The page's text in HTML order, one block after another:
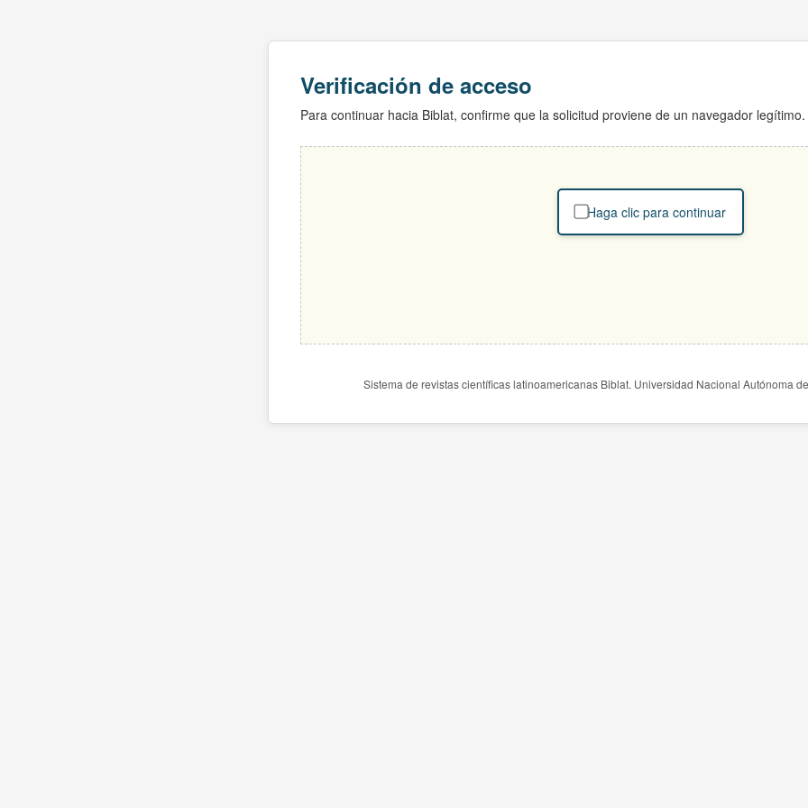
Verificación de acceso
Para continuar hacia Biblat, confirme que la solicitud proviene de un navegador legítimo.
Haga clic para continuar
Sistema de revistas científicas latinoamericanas Biblat. Universidad Nacional Autónoma